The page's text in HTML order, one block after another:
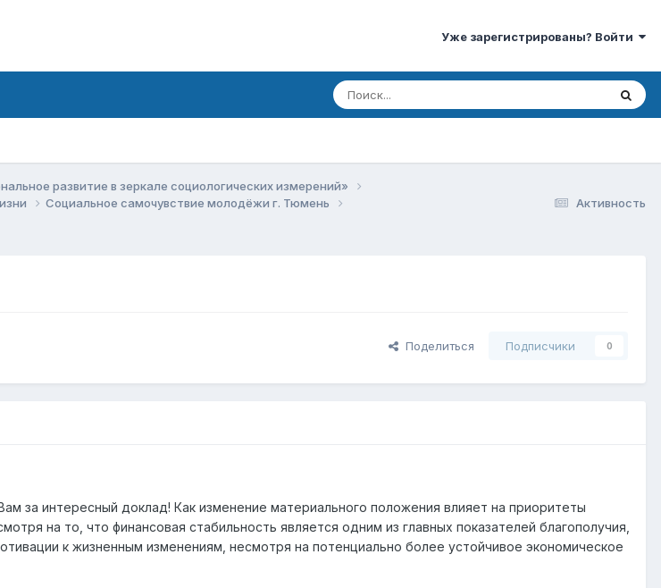
Уже зарегистрированы? Войти
Активность
развитие в зеркале социологических измерений»
Социальное самочувствие молодёжи г. Тюмень
Поделиться Подписчики 0
за интересный доклад! Как изменение материального положения влияет на приоритеты
на то, что финансовая стабильность является одним из главных показателей благополучия,
к жизненным изменениям, несмотря на потенциально более устойчивое экономическое